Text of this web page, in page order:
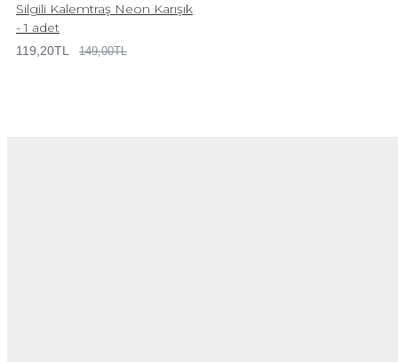
Silgili Kalemtraş Neon Karışık
- 1 adet
119,20TL 149,00TL